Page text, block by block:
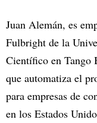
Juan Alemán, es
Fulbright de la
Científico en Tango
que automatiza el
para empresas de
en los Estados